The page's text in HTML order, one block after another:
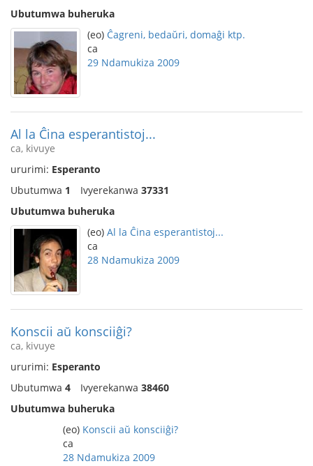
Ubutumwa buheruka
(eo) Ĉagreni, bedaŭri, domaĝi ktp.
ca
29 Ndamukiza 2009
Al la Ĉina esperantistoj...
ca, kivuye
ururimi: Esperanto
Ubutumwa 1 Ivyerekanwa 37331
Ubutumwa buheruka
(eo) Al la Ĉina esperantistoj...
ca
28 Ndamukiza 2009
Konscii aŭ konsciiĝi?
ca, kivuye
ururimi: Esperanto
Ubutumwa 4 Ivyerekanwa 38460
Ubutumwa buheruka
(eo) Konscii aŭ konsciiĝi?
ca
28 Ndamukiza 2009